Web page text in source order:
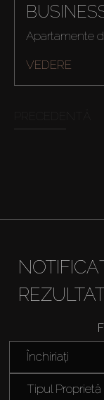
Cumpărați
Închiriați
Vânzare
Apartamente
VEDERE
Închiriați
Tipul Proprietă